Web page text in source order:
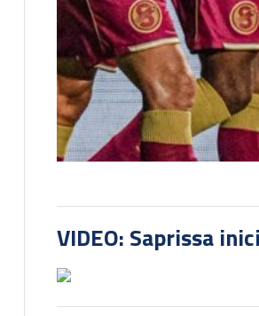
VIDEO: Saprissa